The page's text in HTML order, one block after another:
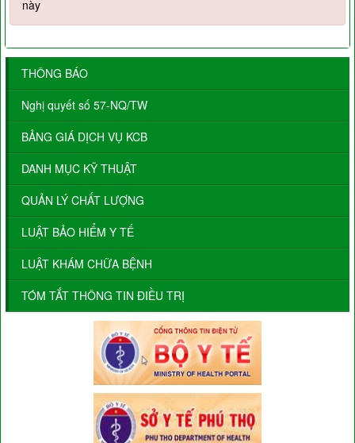
này
THÔNG BÁO
Nghị quyết số 57-NQ/TW
BẢNG GIÁ DỊCH VỤ KCB
DANH MỤC KỸ THUẬT
QUẢN LÝ CHẤT LƯỢNG
LUẬT BẢO HIỂM Y TẾ
LUẬT KHÁM CHỮA BỆNH
TÓM TẮT THÔNG TIN ĐIỀU TRỊ